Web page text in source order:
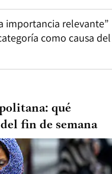
importancia relevante”
como causa del
qué
fin de semana